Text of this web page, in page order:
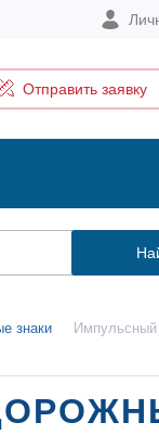
Отправить заявку
знаки
Импульсный